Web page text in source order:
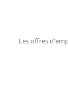
Les offres